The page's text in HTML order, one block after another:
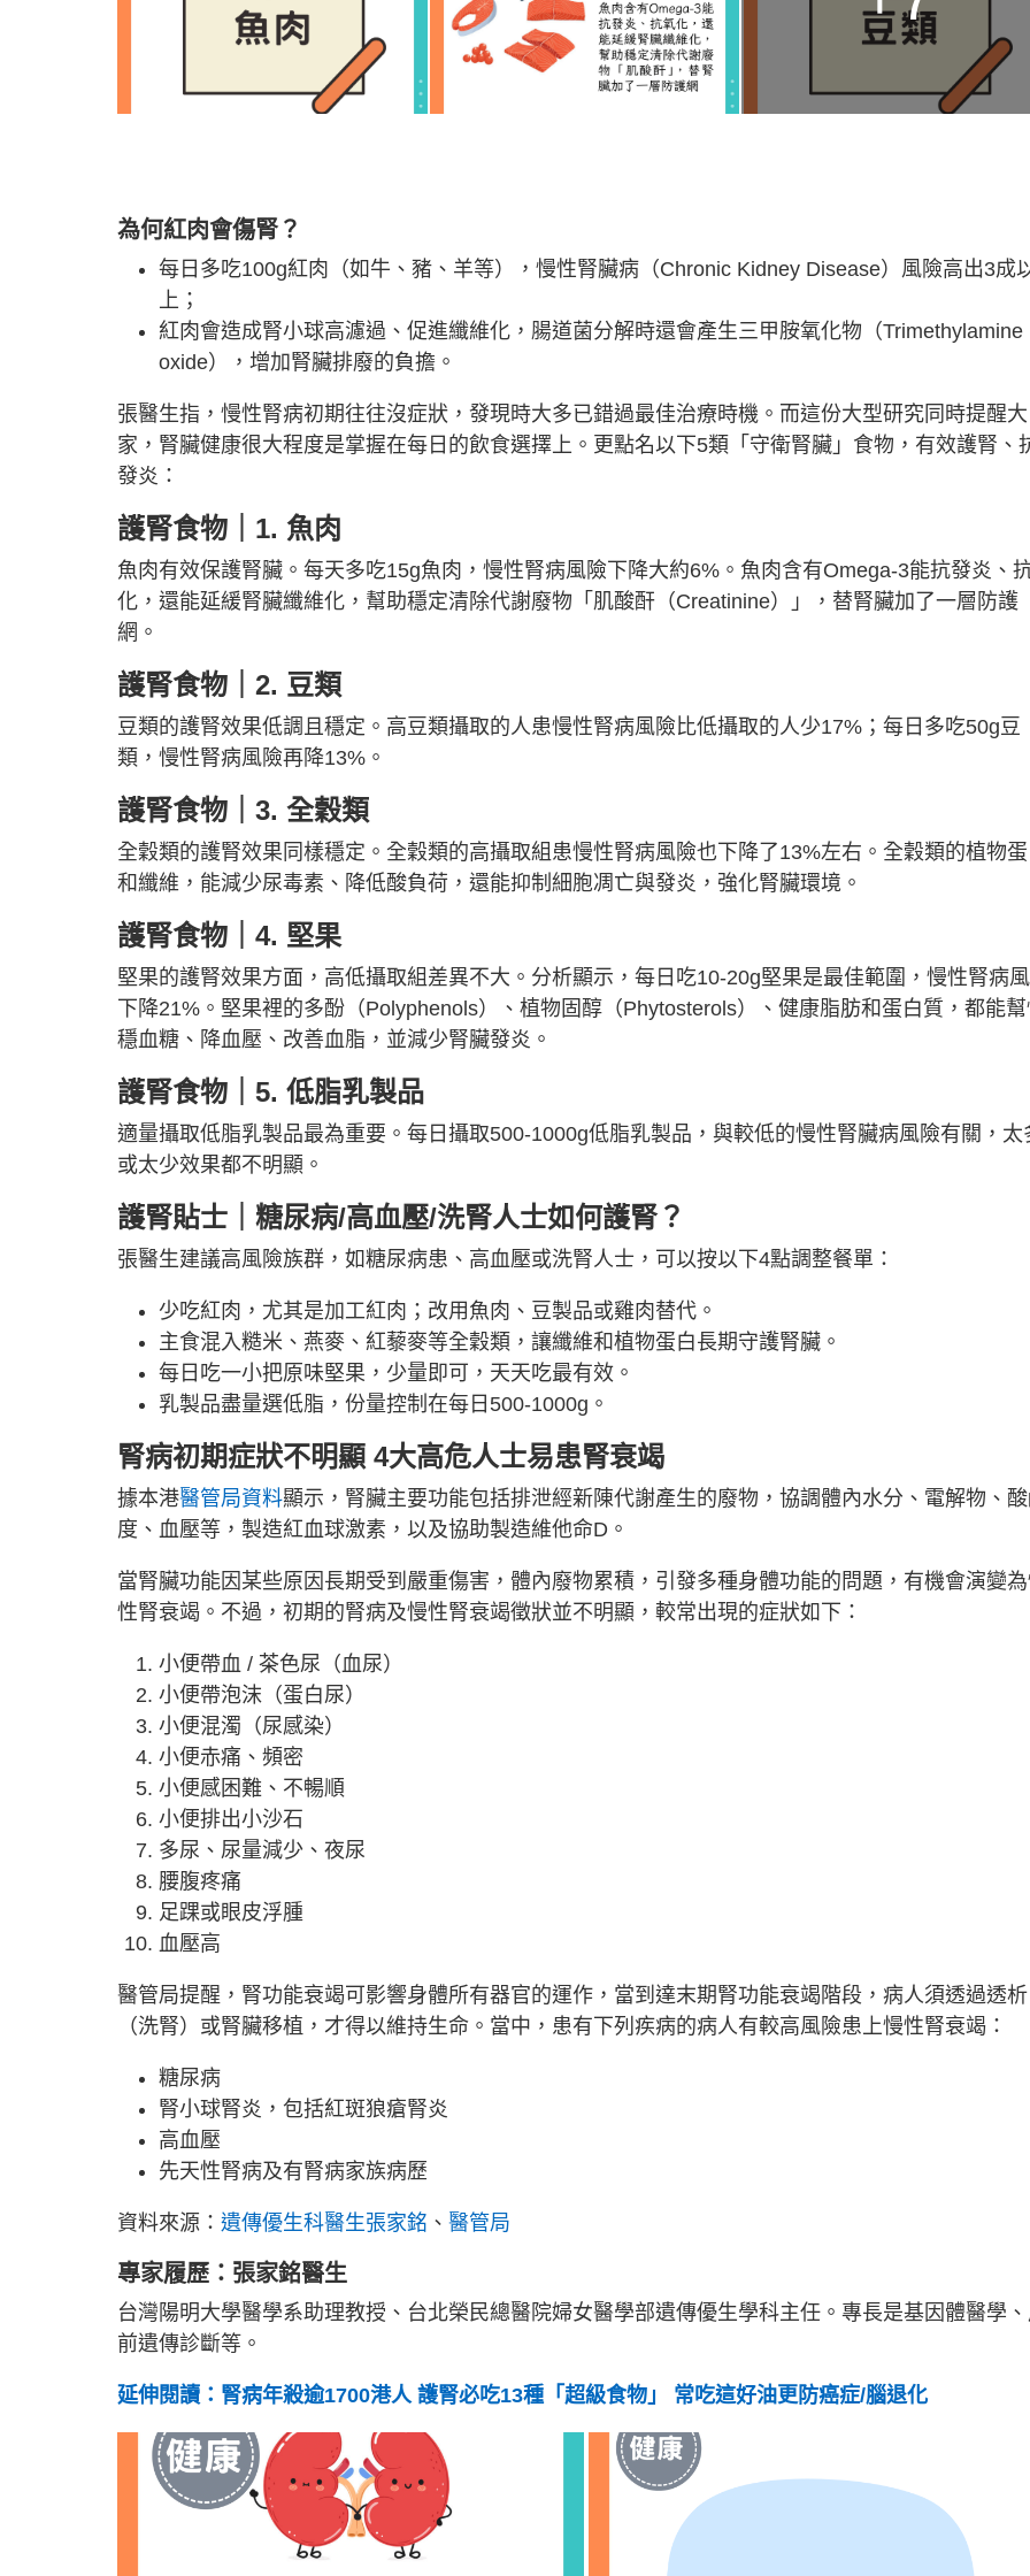
為何紅肉會傷腎？
每日多吃100g紅肉（如牛、豬、羊等），慢性腎臟病（Chronic Kidney Disease）風險高出3成
上；
紅肉會造成腎小球高濾過、促進纖維化，腸道菌分解時還會產生三甲胺氧化物（Trimethylamine
oxide），增加腎臟排廢的負擔。
張醫生指，慢性腎病初期往往沒症狀，發現時大多已錯過最佳治療時機。而這份大型研究同時提醒大
家，腎臟健康很大程度是掌握在每日的飲食選擇上。更點名以下5類「守衛腎臟」食物，有效護腎、
發炎：
護腎食物｜1. 魚肉
魚肉有效保護腎臟。每天多吃15g魚肉，慢性腎病風險下降大約6%。魚肉含有Omega-3能抗發炎、
化，還能延緩腎臟纖維化，幫助穩定清除代謝廢物「肌酸酐（Creatinine）」，替腎臟加了一層防護
網。
護腎食物｜2. 豆類
豆類的護腎效果低調且穩定。高豆類攝取的人患慢性腎病風險比低攝取的人少17%；每日多吃50g豆
類，慢性腎病風險再降13%。
護腎食物｜3. 全穀類
全穀類的護腎效果同樣穩定。全穀類的高攝取組患慢性腎病風險也下降了13%左右。全穀類的植物
和纖維，能減少尿毒素、降低酸負荷，還能抑制細胞凋亡與發炎，強化腎臟環境。
護腎食物｜4. 堅果
堅果的護腎效果方面，高低攝取組差異不大。分析顯示，每日吃10-20g堅果是最佳範圍，慢性腎病
下降21%。堅果裡的多酚（Polyphenols）、植物固醇（Phytosterols）、健康脂肪和蛋白質，都能
穩血糖、降血壓、改善血脂，並減少腎臟發炎。
護腎食物｜5. 低脂乳製品
適量攝取低脂乳製品最為重要。每日攝取500-1000g低脂乳製品，與較低的慢性腎臟病風險有關，太
或太少效果都不明顯。
護腎貼士｜糖尿病/高血壓/洗腎人士如何護腎？
張醫生建議高風險族群，如糖尿病患、高血壓或洗腎人士，可以按以下4點調整餐單：
少吃紅肉，尤其是加工紅肉；改用魚肉、豆製品或雞肉替代。
主食混入糙米、燕麥、紅藜麥等全穀類，讓纖維和植物蛋白長期守護腎臟。
每日吃一小把原味堅果，少量即可，天天吃最有效。
乳製品盡量選低脂，份量控制在每日500-1000g。
腎病初期症狀不明顯 4大高危人士易患腎衰竭
據本港醫管局資料顯示，腎臟主要功能包括排泄經新陳代謝產生的廢物，協調體內水分、電解物、
度、血壓等，製造紅血球激素，以及協助製造維他命D。
當腎臟功能因某些原因長期受到嚴重傷害，體內廢物累積，引發多種身體功能的問題，有機會演變
性腎衰竭。不過，初期的腎病及慢性腎衰竭徵狀並不明顯，較常出現的症狀如下：
小便帶血 / 茶色尿（血尿）
小便帶泡沫（蛋白尿）
小便混濁（尿感染）
小便赤痛、頻密
小便感困難、不暢順
小便排出小沙石
多尿、尿量減少、夜尿
腰腹疼痛
足踝或眼皮浮腫
血壓高
醫管局提醒，腎功能衰竭可影響身體所有器官的運作，當到達末期腎功能衰竭階段，病人須透過透析
（洗腎）或腎臟移植，才得以維持生命。當中，患有下列疾病的病人有較高風險患上慢性腎衰竭：
糖尿病
腎小球腎炎，包括紅斑狼瘡腎炎
高血壓
先天性腎病及有腎病家族病歷
資料來源： 遺傳優生科醫生張家銘 、 醫管局
專家履歷：張家銘醫生
台灣陽明大學醫學系助理教授、台北榮民總醫院婦女醫學部遺傳優生學科主任。專長是基因體醫學
前遺傳診斷等。
延伸閱讀：腎病年殺逾1700港人 護腎必吃13種「超級食物」 常吃這好油更防癌症/腦退化